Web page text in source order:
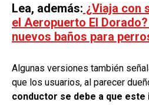
Lea, además: ¿Viaja con
el Aeropuerto El
nuevos baños para
Algunas versiones también
que los usuarios, al parecer
conductor se debe a que